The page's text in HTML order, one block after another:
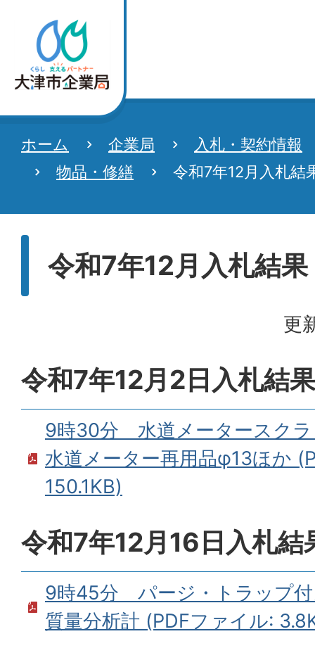
ホーム 企業局
入札・契約情報
物品・修繕
令和7年12月入札結
令和7年12月入札結
更
令和7年12月2日入札結果
9時30分 水道メータースクラ
水道メーター再用品φ13ほか
150.1KB)
令和7年12月16日入札結
9時45分 パージ・トラップ
質量分析計 (PDFファイル: